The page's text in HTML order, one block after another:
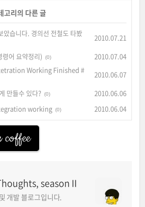
고리의 다른 글
았습니다. 경의선 전철도 타봤
2010.07.21
어 요약정리)
(0)
2010.07.04
Working Finished #
2010.06.07
만들수 있다? (0)
2010.06.06
working (0) 2010.06.04
coffee
seasonⅡ
개발 블로그입니다.